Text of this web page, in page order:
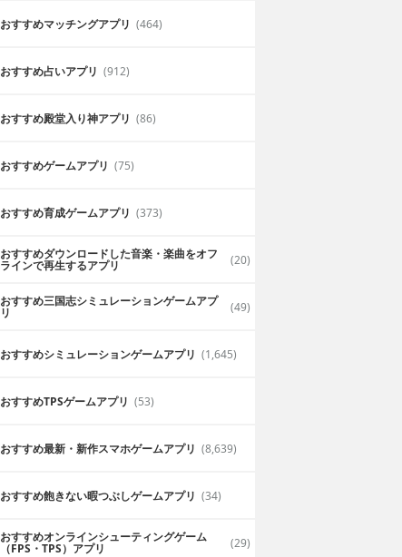
おすすめマッチングアプリ (464)
おすすめ占いアプリ (912)
おすすめ殿堂入り神アプリ (86)
おすすめゲームアプリ (75)
おすすめ育成ゲームアプリ (373)
おすすめダウンロードした音楽・楽曲をオフ
ラインで再生するアプリ (20)
おすすめ三国志シミュレーションゲームアプ
リ (49)
おすすめシミュレーションゲームアプリ (1,645)
おすすめTPSゲームアプリ (53)
おすすめ最新・新作スマホゲームアプリ (8,639)
おすすめ飽きない暇つぶしゲームアプリ (34)
おすすめオンラインシューティングゲーム
（FPS・TPS）アプリ (29)